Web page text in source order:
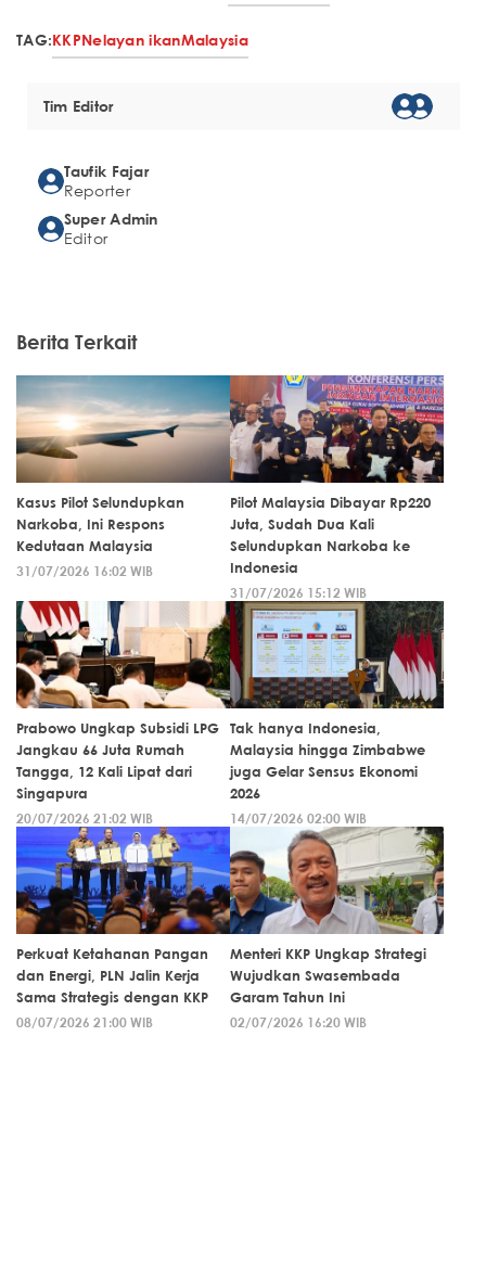
TAG:KKPNelayan ikanMalaysia
Tim Editor
Taufik Fajar
Reporter
Super Admin
Editor
Berita Terkait
Kasus Pilot Selundupkan
Narkoba, Ini Respons
Kedutaan Malaysia
31/07/2026 16:02 WIB
Pilot Malaysia Dibayar Rp220
Juta, Sudah Dua Kali
Selundupkan Narkoba ke
Indonesia
31/07/2026 15:12 WIB
Prabowo Ungkap Subsidi LPG
Jangkau 66 Juta Rumah
Tangga, 12 Kali Lipat dari
Singapura
20/07/2026 21:02 WIB
Tak hanya Indonesia,
Malaysia hingga Zimbabwe
juga Gelar Sensus Ekonomi
2026
14/07/2026 02:00 WIB
Perkuat Ketahanan Pangan
dan Energi, PLN Jalin Kerja
Sama Strategis dengan KKP
08/07/2026 21:00 WIB
Menteri KKP Ungkap Strategi
Wujudkan Swasembada
Garam Tahun Ini
02/07/2026 16:20 WIB